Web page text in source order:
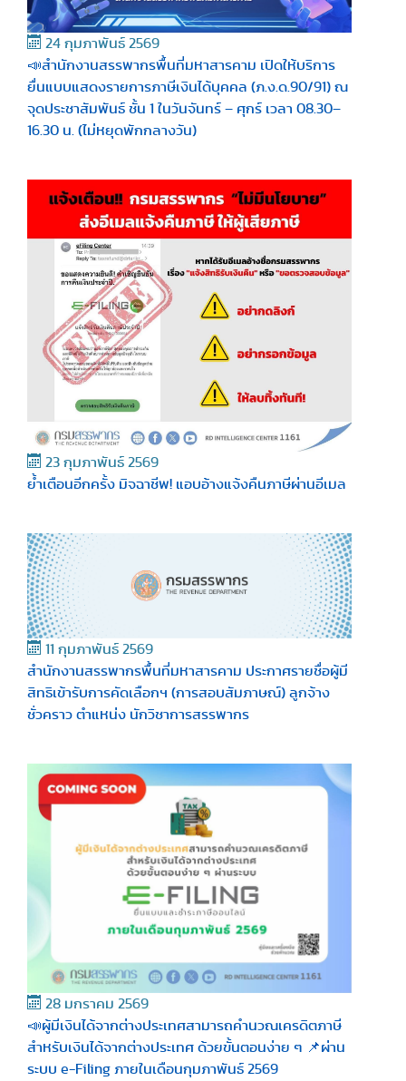
24 กุมภาพันธ์ 2569
📣สำนักงานสรรพากรพื้นที่มหาสารคาม เปิดให้บริการ
ยื่นแบบแสดงรายการภาษีเงินได้บุคคล (ภ.ง.ด.90/91) ณ
จุดประชาสัมพันธ์ ชั้น 1 ในวันจันทร์ – ศุกร์ เวลา 08.30–
16.30 น. (ไม่หยุดพักกลางวัน)
23 กุมภาพันธ์ 2569
ย้ำเตือนอีกครั้ง มิจฉาชีพ! แอบอ้างแจ้งคืนภาษีผ่านอีเมล
11 กุมภาพันธ์ 2569
สำนักงานสรรพากรพื้นที่มหาสารคาม ประกาศรายชื่อผู้มี
สิทธิเข้ารับการคัดเลือกฯ (การสอบสัมภาษณ์) ลูกจ้าง
ชั่วคราว ตำแหน่ง นักวิชาการสรรพากร
28 มกราคม 2569
📣ผู้มีเงินได้จากต่างประเทศสามารถคำนวณเครดิตภาษี
สำหรับเงินได้จากต่างประเทศ ด้วยขั้นตอนง่าย ๆ 📌ผ่าน
ระบบ e-Filing ภายในเดือนกุมภาพันธ์ 2569